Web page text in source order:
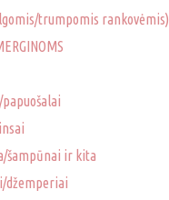
trumpomis rankovėmis)
šampūnai ir kita
džemperiai